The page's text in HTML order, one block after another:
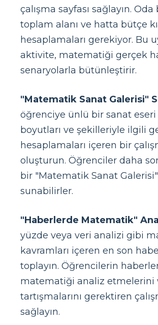
çalışma sayfası sağlayın. Oda
toplam alanı ve hatta bütçe
hesaplamaları gerekiyor. Bu
aktivite, matematiği gerçek
senaryolarla bütünleştirir.
"Matematik Sanat Galerisi"
öğrenciye ünlü bir sanat eseri
boyutları ve şekilleriyle ilgili
hesaplamaları içeren bir
oluşturun. Öğrenciler daha
bir "Matematik Sanat
sunabilirler.
"Haberlerde Matematik"
yüzde veya veri analizi gibi
kavramları içeren en son
toplayın. Öğrencilerin
matematiği analiz etmelerini
tartışmalarını gerektiren
sağlayın.